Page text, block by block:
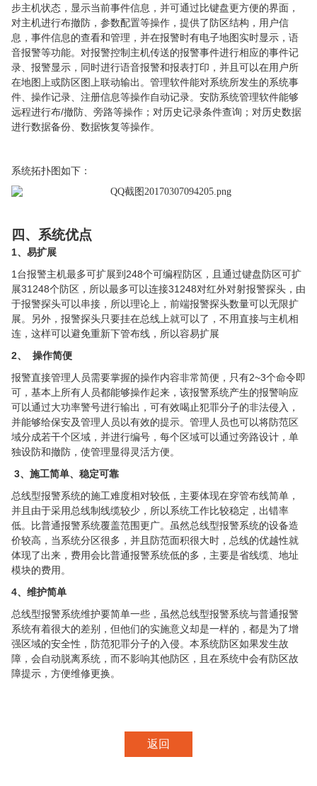
步主机状态，显示当前事件信息，并可通过比键盘更方便的界面，
对主机进行布撤防，参数配置等操作，提供了防区结构，用户信
息，事件信息的查看和管理，并在报警时有电子地图实时显示，语
音报警等功能。对报警控制主机传送的报警事件进行相应的事件记
录、报警显示，同时进行语音报警和报表打印，并且可以在用户所
在地图上或防区图上联动输出。管理软件能对系统所发生的系统事
件、操作记录、注册信息等操作自动记录。安防系统管理软件能够
远程进行布/撤防、旁路等操作；对历史记录条件查询；对历史数据
进行数据备份、数据恢复等操作。
系统拓扑图如下：
四、系统优点
1、易扩展
1台报警主机最多可扩展到248个可编程防区，且通过键盘防区可扩
展31248个防区，所以最多可以连接31248对红外对射报警探头，由
于报警探头可以串接，所以理论上，前端报警探头数量可以无限扩
展。另外，报警探头只要挂在总线上就可以了，不用直接与主机相
连，这样可以避免重新下管布线，所以容易扩展
2、 操作简便
报警直接管理人员需要掌握的操作内容非常简便，只有2~3个命令即
可，基本上所有人员都能够操作起来，该报警系统产生的报警响应
可以通过大功率警号进行输出，可有效喝止犯罪分子的非法侵入，
并能够给保安及管理人员以有效的提示。管理人员也可以将防范区
域分成若干个区域，并进行编号，每个区域可以通过旁路设计，单
独设防和撤防，使管理显得灵活方便。
3、施工简单、稳定可靠
总线型报警系统的施工难度相对较低，主要体现在穿管布线简单，
并且由于采用总线制线缆较少，所以系统工作比较稳定，出错率
低。比普通报警系统覆盖范围更广。虽然总线型报警系统的设备造
价较高，当系统分区很多，并且防范面积很大时，总线的优越性就
体现了出来，费用会比普通报警系统低的多，主要是省线缆、地址
模块的费用。
4、维护简单
总线型报警系统维护要简单一些，虽然总线型报警系统与普通报警
系统有着很大的差别，但他们的实施意义却是一样的，都是为了增
强区域的安全性，防范犯罪分子的入侵。本系统防区如果发生故
障，会自动脱离系统，而不影响其他防区，且在系统中会有防区故
障提示，方便维修更换。
返回